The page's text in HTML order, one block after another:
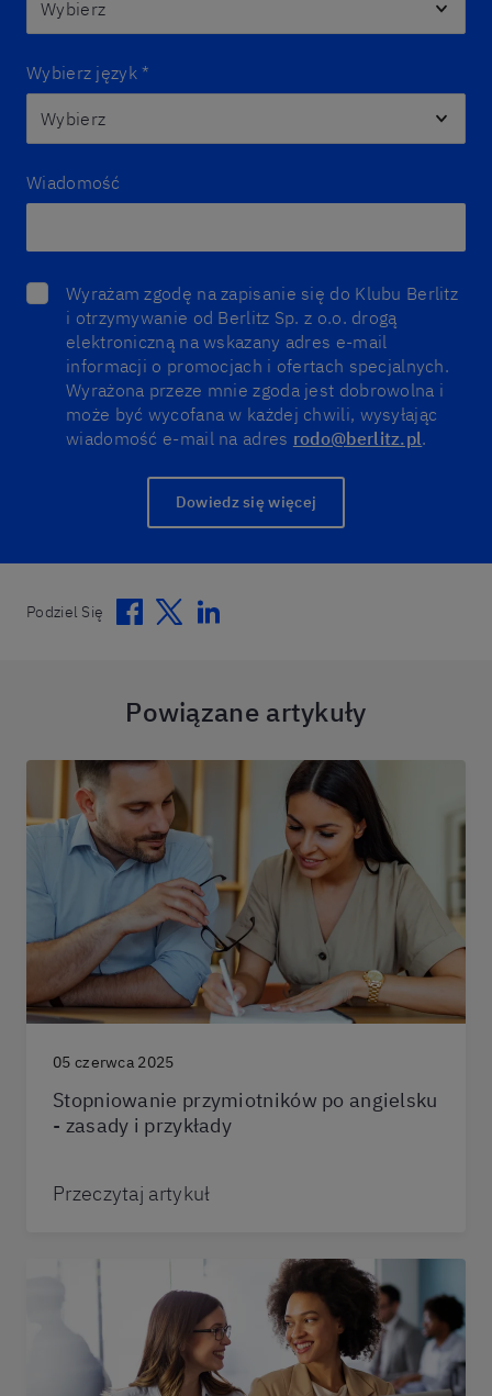
Wybierz język *
Wiadomość
Wyrażam zgodę na zapisanie się do Klubu Berlitz
i otrzymywanie od Berlitz Sp. z o.o. drogą
elektroniczną na wskazany adres e-mail
informacji o promocjach i ofertach specjalnych.
Wyrażona przeze mnie zgoda jest dobrowolna i
może być wycofana w każdej chwili, wysyłając
wiadomość e-mail na adres rodo@berlitz.pl.
Dowiedz się więcej
Podziel Się Facebook
TwitterLinkedin
Powiązane artykuły
05 czerwca 2025
Stopniowanie przymiotników po angielsku
- zasady i przykłady
Przeczytaj artykuł